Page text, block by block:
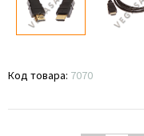
Код товара: 7070